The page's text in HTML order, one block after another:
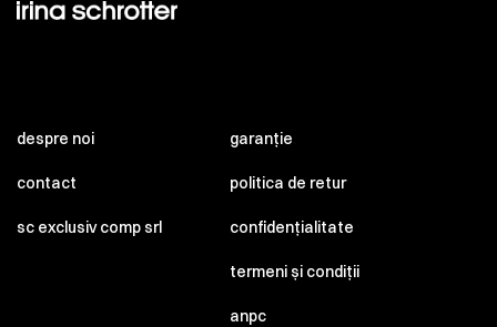
despre noi
contact
sc exclusiv comp srl
garanție
politica de retur
confidențialitate
termeni și condiții
anpc